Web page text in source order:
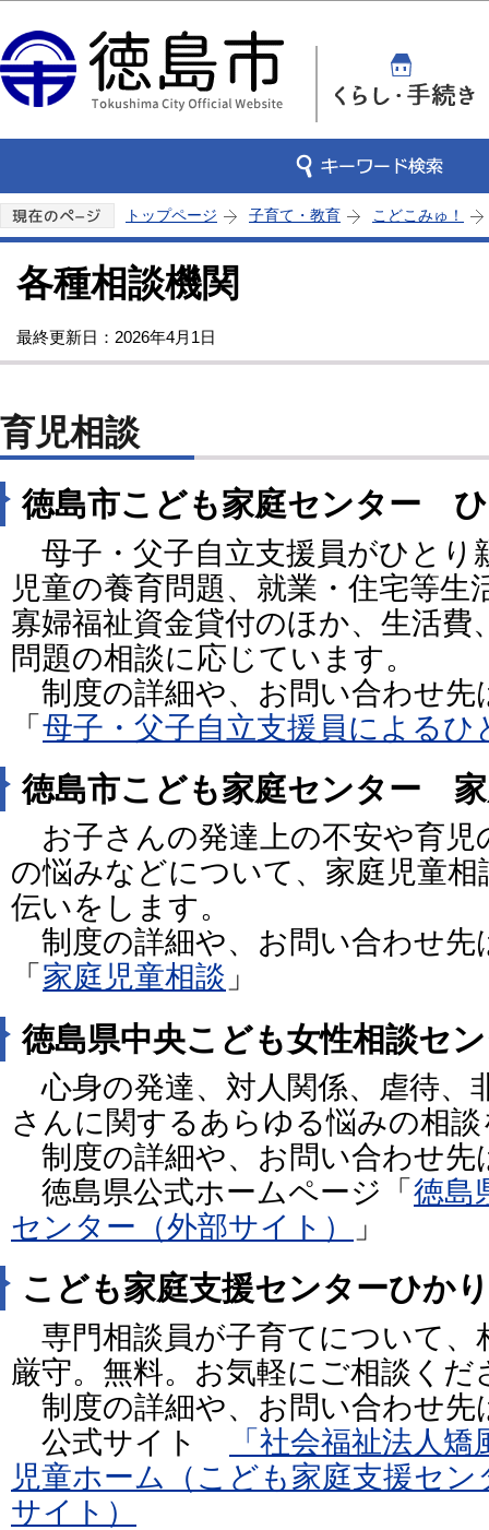
トップページ 子育て・教育 こどこみゅ！
各種相談機関
最終更新日：2026年4月1日
育児相談
徳島市こども家庭センター
母子・父子自立支援員がひとり
児童の養育問題、就業・住宅等生
寡婦福祉資金貸付のほか、生活費
問題の相談に応じています。
制度の詳細や、お問い合わせ先
「 母子・父子自立支援員によるひ
徳島市こども家庭センター
お子さんの発達上の不安や育児
の悩みなどについて、家庭児童
伝いをします。
制度の詳細や、お問い合わせ先
「 家庭児童相談 」
徳島県中央こども女性相談セ
心身の発達、対人関係、虐待、
さんに関するあらゆる悩みの相
制度の詳細や、お問い合わせ先
徳島県公式ホームページ「 徳島
センター（外部サイト）
」
こども家庭支援センターひかり
専門相談員が子育てについて、
厳守。無料。お気軽にご相談くだ
制度の詳細や、お問い合わせ先
公式サイト
「社会福祉法人
児童ホーム（こども家庭支援セ
サイト）